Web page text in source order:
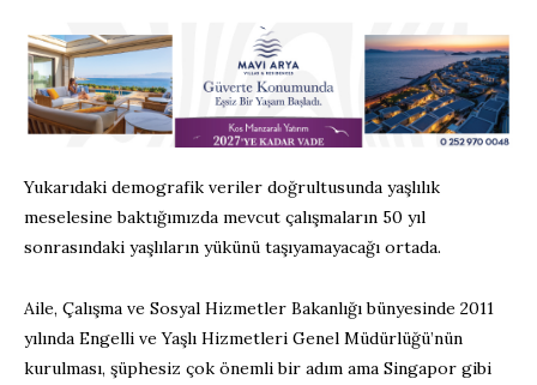
Yukarıdaki demografik veriler doğrultusunda yaşlılık
meselesine baktığımızda mevcut çalışmaların 50 yıl
sonrasındaki yaşlıların yükünü taşıyamayacağı ortada.
Aile, Çalışma ve Sosyal Hizmetler Bakanlığı bünyesinde 2011
yılında Engelli ve Yaşlı Hizmetleri Genel Müdürlüğü’nün
kurulması, şüphesiz çok önemli bir adım ama Singapor gibi